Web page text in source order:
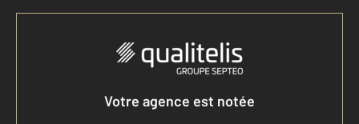
Votre agence est notée